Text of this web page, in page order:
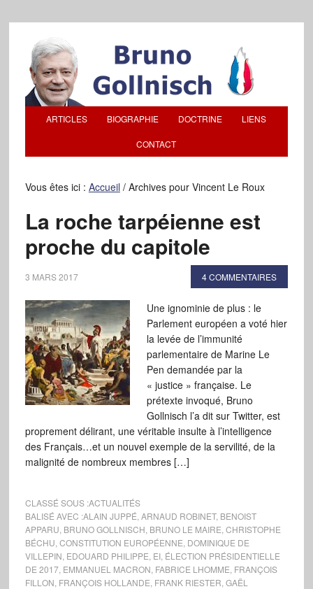
ARTICLES BIOGRAPHIE DOCTRINE LIENS
CONTACT
Vous êtes ici : Accueil /Archives pour Vincent Le Roux
La roche tarpéienne est
proche du capitole
3 MARS 2017 4 COMMENTAIRES
Une ignominie de plus : le
Parlement européen a voté hier
la levée de l’immunité
parlementaire de Marine Le
Pen demandée par la
« justice » française. Le
prétexte invoqué, Bruno
Gollnisch l’a dit sur Twitter, est
proprement délirant, une véritable insulte à l’intelligence
des Français…et un nouvel exemple de la servilité, de la
malignité de nombreux membres […]
CLASSÉ SOUS :ACTUALITÉS
BALISÉ AVEC :ALAIN JUPPÉ ARNAUD ROBINET, BENOIST
APPARU BRUNO GOLLNISCH BRUNO LE MAIRE CHRISTOPHE
BÉCHU CONSTITUTION EUROPÉENNE DOMINIQUE DE
VILLEPIN EDOUARD PHILIPPE EI, ÉLECTION PRÉSIDENTIELLE
DE 2017, EMMANUEL MACRON FABRICE LHOMME FRANÇOIS
FILLON FRANÇOIS HOLLANDE FRANK RIESTER GAËL